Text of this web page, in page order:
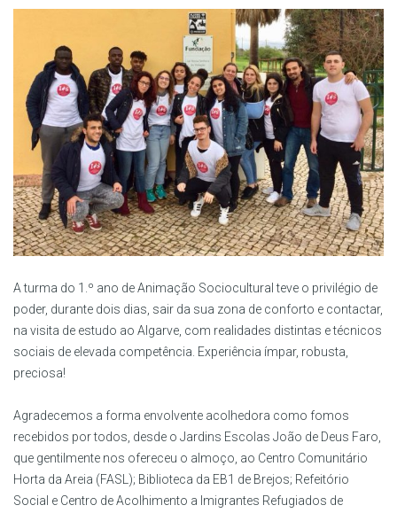
A turma do 1.º ano de Animação Sociocultural teve o privilégio de
poder, durante dois dias, sair da sua zona de conforto e contactar,
na visita de estudo ao Algarve, com realidades distintas e técnicos
sociais de elevada competência. Experiência ímpar, robusta,
preciosa!
Agradecemos a forma envolvente acolhedora como fomos
recebidos por todos, desde o Jardins Escolas João de Deus Faro,
que gentilmente nos ofereceu o almoço, ao Centro Comunitário
Horta da Areia (FASL); Biblioteca da EB1 de Brejos; Refeitório
Social e Centro de Acolhimento a Imigrantes Refugiados de